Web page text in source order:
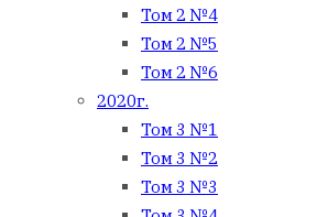
Том 2 №4
Том 2 №5
Том 2 №6
2020г.
Том 3 №1
Том 3 №2
Том 3 №3